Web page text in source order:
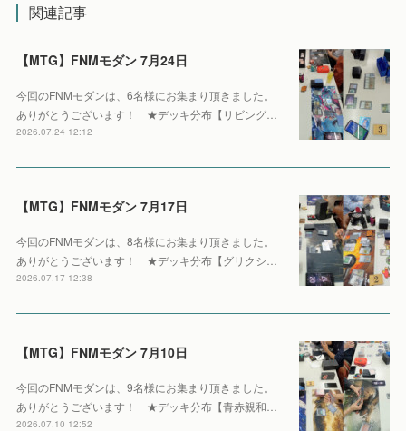
関連記事
【MTG】FNMモダン 7月24日
今回のFNMモダンは、6名様にお集まり頂きました。
ありがとうございます！ ★デッキ分布【リビング…
2026.07.24 12:12
【MTG】FNMモダン 7月17日
今回のFNMモダンは、8名様にお集まり頂きました。
ありがとうございます！ ★デッキ分布【グリクシ…
2026.07.17 12:38
【MTG】FNMモダン 7月10日
今回のFNMモダンは、9名様にお集まり頂きました。
ありがとうございます！ ★デッキ分布【青赤親和…
2026.07.10 12:52